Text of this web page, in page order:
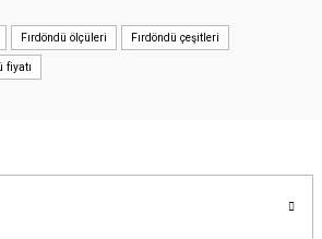
bozuk veya görüntülenemiyor.
eksik bilgiler bulunuyor.
alternatifler olmalı.
Fırdöndü ölçüleri Fırdöndü çeşitleri
fiyatı